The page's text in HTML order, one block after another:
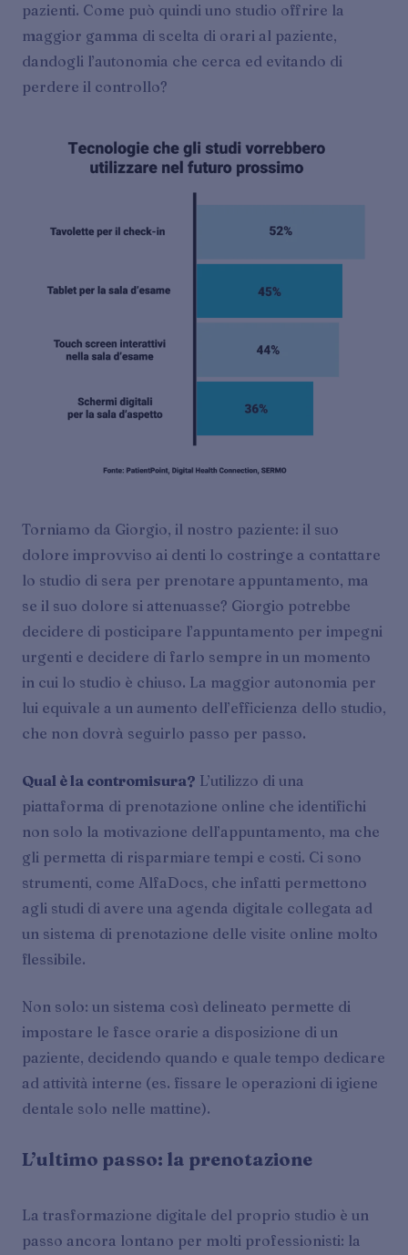
pazienti. Come può quindi uno studio offrire la
maggior gamma di scelta di orari al paziente,
dandogli l’autonomia che cerca ed evitando di
perdere il controllo?
Torniamo da Giorgio, il nostro paziente: il suo
dolore improvviso ai denti lo costringe a contattare
lo studio di sera per prenotare appuntamento, ma
se il suo dolore si attenuasse? Giorgio potrebbe
decidere di posticipare l’appuntamento per impegni
urgenti e decidere di farlo sempre in un momento
in cui lo studio è chiuso. La maggior autonomia per
lui equivale a un aumento dell’efficienza dello studio,
che non dovrà seguirlo passo per passo.
Qual è la contromisura? L’utilizzo di una
piattaforma di prenotazione online che identifichi
non solo la motivazione dell’appuntamento, ma che
gli permetta di risparmiare tempi e costi. Ci sono
strumenti, come AlfaDocs, che infatti permettono
agli studi di avere una agenda digitale collegata ad
un sistema di prenotazione delle visite online molto
flessibile.
Non solo: un sistema così delineato permette di
impostare le fasce orarie a disposizione di un
paziente, decidendo quando e quale tempo dedicare
ad attività interne (es. fissare le operazioni di igiene
dentale solo nelle mattine).
L’ultimo passo: la prenotazione
La trasformazione digitale del proprio studio è un
passo ancora lontano per molti professionisti: la